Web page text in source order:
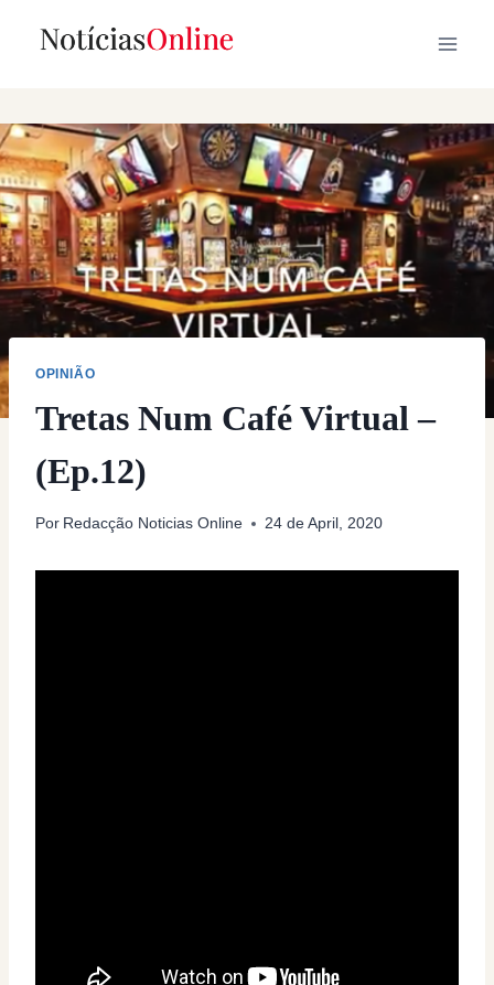
OPINIÃO
Tretas Num Café Virtual –
(Ep.12)
Por Redacção Noticias Online 24 de April, 2020